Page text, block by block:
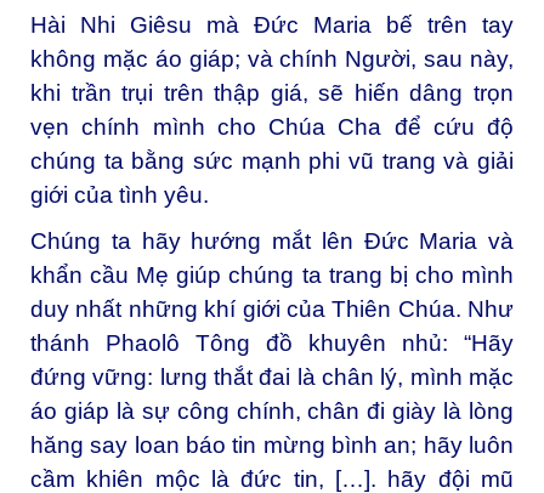
Hài Nhi Giêsu mà Đức Maria bế trên tay
không mặc áo giáp; và chính Người, sau này,
khi trần trụi trên thập giá, sẽ hiến dâng trọn
vẹn chính mình cho Chúa Cha để cứu độ
chúng ta bằng sức mạnh phi vũ trang và giải
giới của tình yêu.
Chúng ta hãy hướng mắt lên Đức Maria và
khẩn cầu Mẹ giúp chúng ta trang bị cho mình
duy nhất những khí giới của Thiên Chúa. Như
thánh Phaolô Tông đồ khuyên nhủ: “Hãy
đứng vững: lưng thắt đai là chân lý, mình mặc
áo giáp là sự công chính, chân đi giày là lòng
hăng say loan báo tin mừng bình an; hãy luôn
cầm khiên mộc là đức tin, […]. hãy đội mũ